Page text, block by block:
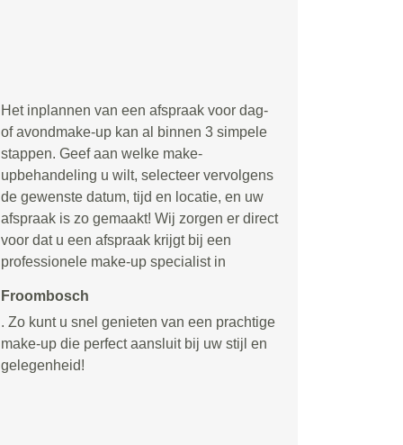
Het inplannen van een afspraak voor dag-
of avondmake-up kan al binnen 3 simpele
stappen. Geef aan welke make-
upbehandeling u wilt, selecteer vervolgens
de gewenste datum, tijd en locatie, en uw
afspraak is zo gemaakt! Wij zorgen er direct
voor dat u een afspraak krijgt bij een
professionele make-up specialist in
Froombosch
. Zo kunt u snel genieten van een prachtige
make-up die perfect aansluit bij uw stijl en
gelegenheid!